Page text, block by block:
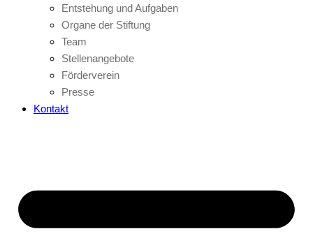
Entstehung und Aufgaben
Organe der Stiftung
Team
Stellenangebote
Förderverein
Presse
Kontakt